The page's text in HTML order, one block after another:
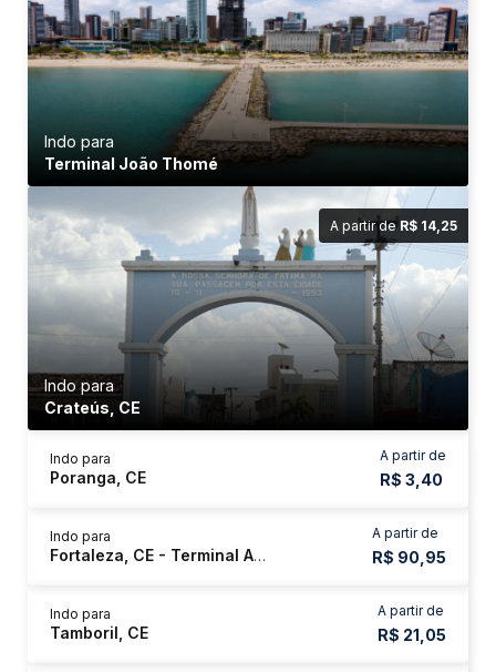
Indo para
Terminal João Thomé
A partir de R$ 14,25
Indo para
Crateús, CE
A partir de
R$ 3,40
Indo para
Poranga, CE
A partir de
R$ 90,95
Indo para
Fortaleza, CE - Terminal Antônio Bezerra
A partir de
R$ 21,05
Indo para
Tamboril, CE